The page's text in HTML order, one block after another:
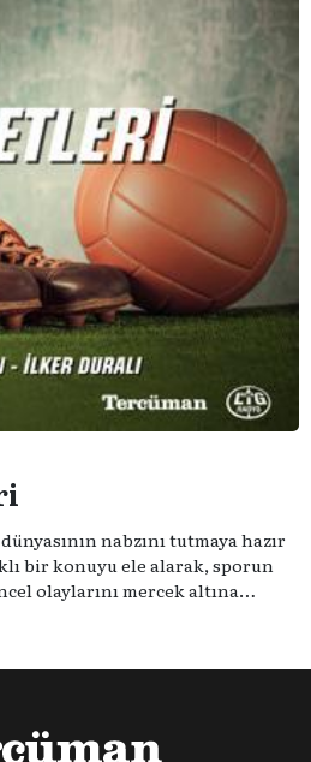
nabzını tutmaya hazır
bir konuyu ele alarak, sporun
olaylarını mercek altına
tam size